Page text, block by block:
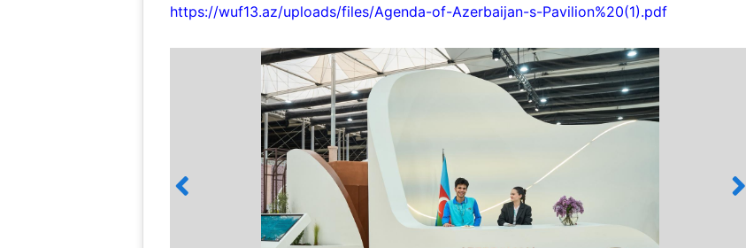
https://wuf13.az/uploads/files/Agenda-of-Azerbaijan-s-Pavilion%20(1).pdf